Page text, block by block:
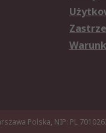
Polska, NIP: PL